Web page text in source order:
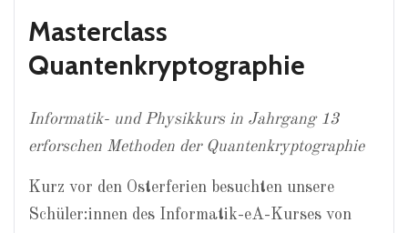
Masterclass
Quantenkryptographie
Informatik- und Physikkurs in Jahrgang 13
erforschen Methoden der Quantenkryptographie
Kurz vor den Osterferien besuchten unsere
Schüler:innen des Informatik-eA-Kurses von